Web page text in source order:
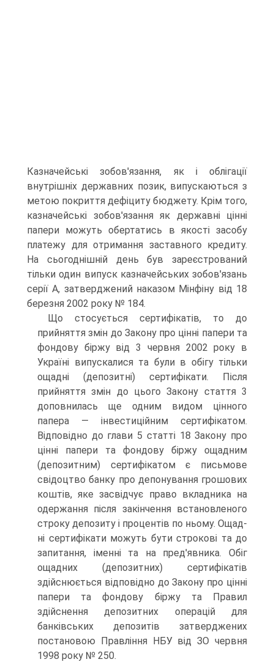
Казначейські зобов'язання, як і облігації
внутрішніх державних позик, випускаються з
метою покриття дефіциту бюджету. Крім того,
казначейські зобов'язання як державні цінні
папери можуть обертатись в якості засобу
платежу для отримання заставного кредиту.
На сьогоднішній день був зареєстрований
тільки один випуск казначейських зобов'язань
серії А, затверд­жений наказом Мінфіну від 18
березня 2002 року № 184.
Що стосується сертифікатів, то до
прийняття змін до Закону про цінні па­пери та
фондову біржу від 3 червня 2002 року в
Україні випускалися та були в обігу тільки
ощадні (депозитні) сертифікати. Після
прийняття змін до цього Закону стаття 3
доповнилась ще одним видом цінного
папера — інвестиційним сертифікатом.
Відповідно до глави 5 статті 18 Закону про
цінні папери та фон­дову біржу ощадним
(депозитним) сертифікатом є письмове
свідоцтво банку про депонування грошових
коштів, яке засвідчує право вкладника на
одержан­ня після закінчення встановленого
строку депозиту і процентів по ньому. Ощад­
ні сертифікати можуть бути строкові та до
запитання, іменні та на пред'явника. Обіг
ощадних (депозитних) сертифікатів
здійснюється відповідно до Закону про цінні
папери та фондову біржу та Правил
здійснення депозитних операцій для
банківських депозитів затверджених
постановою Правління НБУ від ЗО червня
1998 року № 250.